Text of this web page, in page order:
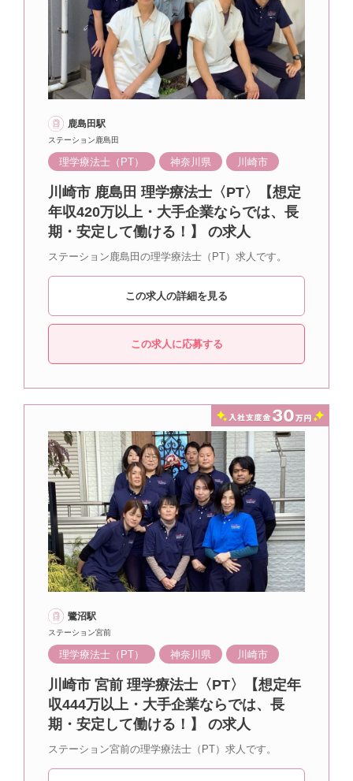
鹿島田駅
ステーション鹿島田
理学療法士（PT） 神奈川県 川崎市
川崎市 鹿島田 理学療法士〈PT〉【想定
年収420万以上・大手企業ならでは、長
期・安定して働ける！】 の求人
ステーション鹿島田の理学療法士（PT）求人です。
この求人の詳細を見る
この求人に応募する
鷺沼駅
ステーション宮前
理学療法士（PT） 神奈川県 川崎市
川崎市 宮前 理学療法士〈PT〉【想定年
収444万以上・大手企業ならでは、長
期・安定して働ける！】 の求人
ステーション宮前の理学療法士（PT）求人です。